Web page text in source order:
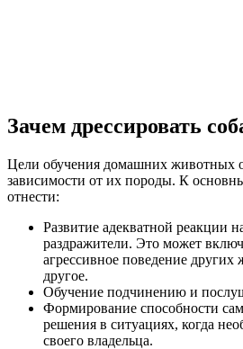
Зачем дрессировать
Цели обучения домашних животных
зависимости от их породы. К
отнести:
Развитие адекватной реакции
раздражители. Это может
агрессивное поведение
другое.
Обучение подчинению и
Формирование способности
решения в ситуациях, когда
своего владельца.